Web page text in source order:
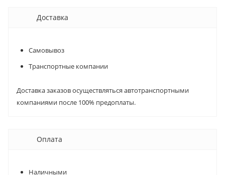
Доставка
Самовывоз
Транспортные компании
Доставка заказов осуществляться автотранспортными
компаниями после 100% предоплаты.
Оплата
Наличными